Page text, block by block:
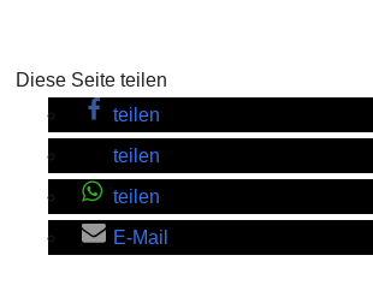
Diese Seite teilen
teilen
teilen
teilen
E-Mail